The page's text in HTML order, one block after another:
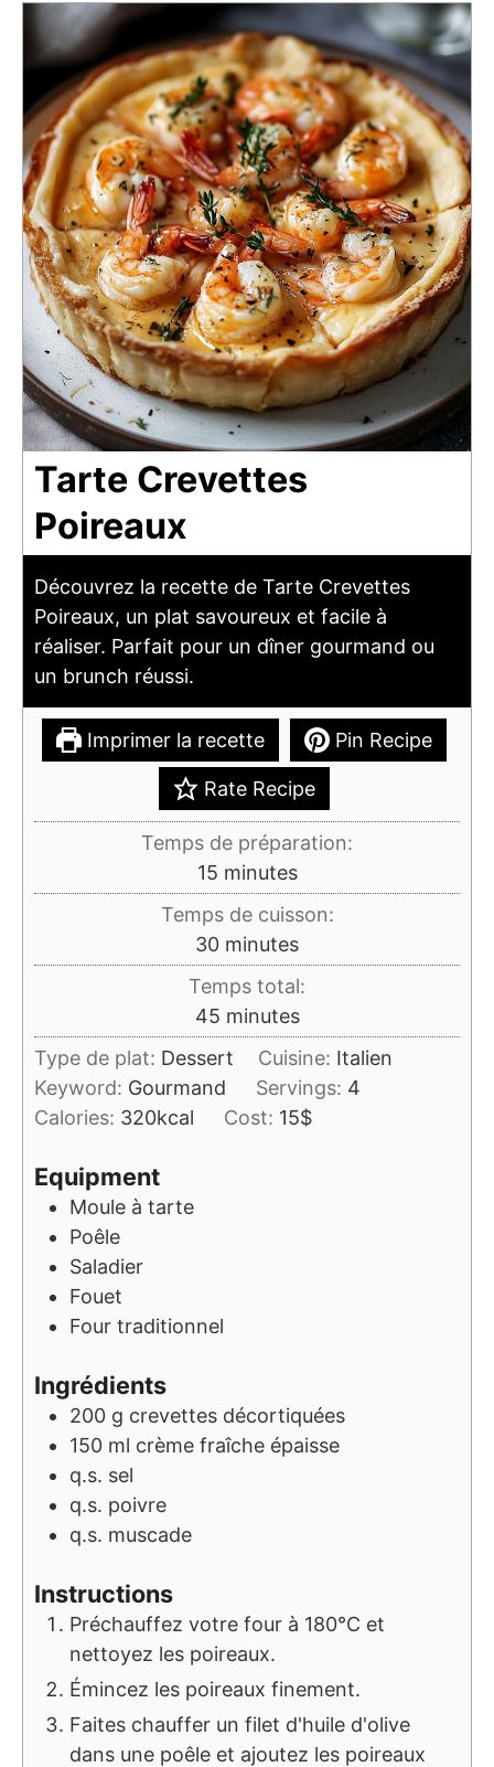
Tarte Crevettes
Poireaux
Découvrez la recette de Tarte Crevettes
Poireaux, un plat savoureux et facile à
réaliser. Parfait pour un dîner gourmand ou
un brunch réussi.
Imprimer la recette Pin Recipe
Rate Recipe
Temps de préparation:
15minutes
minutes
Temps de cuisson:
30minutes
minutes
Temps total:
45minutes
minutes
Type de plat: Dessert Cuisine: Italien
Keyword: Gourmand Servings: 4
Calories: 320kcal Cost: 15$
Equipment
Moule à tarte
Poêle
Saladier
Fouet
Four traditionnel
Ingrédients
200 g crevettes décortiquées
150 ml crème fraîche épaisse
q.s. sel
q.s. poivre
q.s. muscade
Instructions
Préchauffez votre four à 180°C et
nettoyez les poireaux.
Émincez les poireaux finement.
Faites chauffer un filet d'huile d'olive
dans une poêle et ajoutez les poireaux